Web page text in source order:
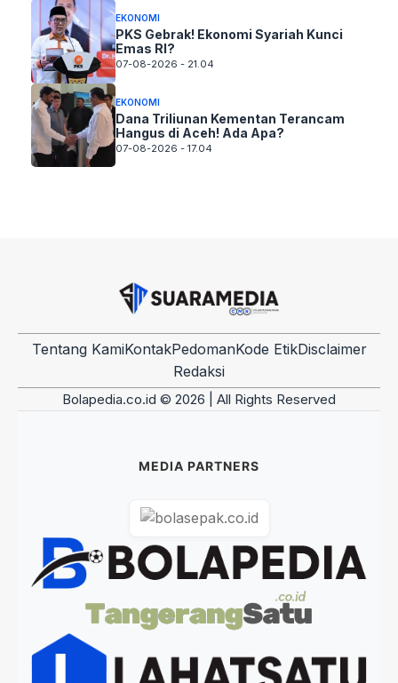
EKONOMI
PKS Gebrak! Ekonomi Syariah Kunci
Emas RI?
07-08-2026 - 21.04
EKONOMI
Dana Triliunan Kementan Terancam
Hangus di Aceh! Ada Apa?
07-08-2026 - 17.04
Tentang KamiKontakPedomanKode EtikDisclaimer
Redaksi
Bolapedia.co.id © 2026 | All Rights Reserved
MEDIA PARTNERS